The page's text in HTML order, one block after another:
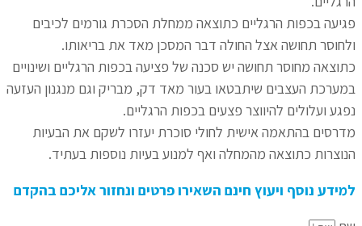
פגיעה בכפות הרגליים כתוצאה ממחלת הסכרת גורמים לכיבים
ולחוסר תחושה אצל החולה דבר המסכן מאד את בריאותו.
כתוצאה מחוסר תחושה יש סכנה של פציעה בכפות הרגליים ושינויים
במערכת העצבים שיתבטאו בעור מאד דק, מבריק וגם מנגנון העזעה
נפגע ועלולים להיווצר פצעים בכפות הרגליים.
מדרסים בהתאמה אישית לחולי סוכרת יעזרו לשקם את הבעיות
הנוצרות כתוצאה מהמחלה ואף למנוע בעיות נוספות בעתיד.
למידע נוסף ויעוץ חינם השאירו פרטים ונחזור אליכם בהקדם